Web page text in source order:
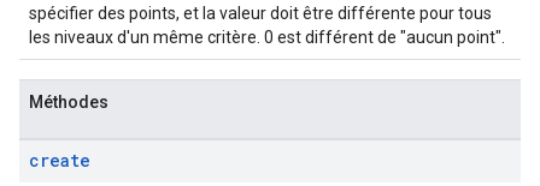
spécifier des points, et la valeur doit être différente pour tous
les niveaux d'un même critère. 0 est différent de "aucun point".
Méthodes
create